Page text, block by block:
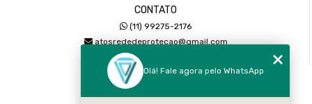
CONTATO
(11) 99275-2176
atosrededeprotecao@gmail.com
Home
Olá! Fale agora pelo WhatsApp